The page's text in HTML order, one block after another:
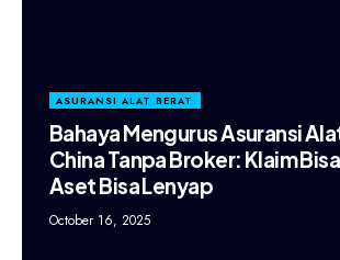
ASURANSI ALAT BERAT
Bahaya Mengurus Asuransi
China Tanpa Broker: Klaim
Aset Bisa Lenyap
October 16, 2025